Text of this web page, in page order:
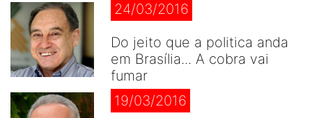
24/03/2016
Do jeito que a politica anda
em Brasília... A cobra vai
fumar
19/03/2016